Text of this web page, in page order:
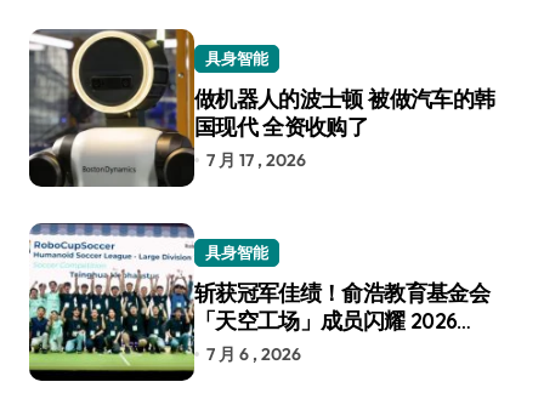
具身智能
做机器人的波士顿 被做汽车的韩
国现代 全资收购了
7 月 17 , 2026
具身智能
斩获冠军佳绩！俞浩教育基金会
「天空工场」成员闪耀 2026
RoboCup 机器人世界杯
7 月 6 , 2026